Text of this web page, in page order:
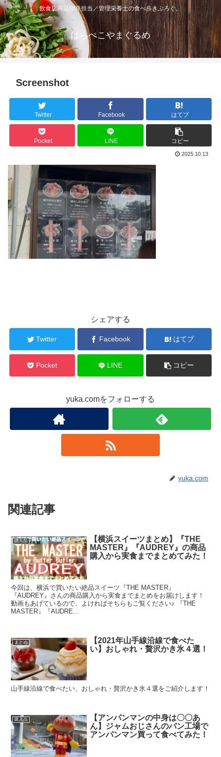
飲食店商品開発担当／管理栄養士の食べ歩きぶろぐ。
はらぺこやまぐるめ
Screenshot
Twitter Facebook はてブ
Pocket LINE コピー
2025.10.13
シェアする
Twitter Facebook はてブ
Pocket LINE コピー
yuka.comをフォローする
yuka.com
関連記事
購入品
【横浜スイーツまとめ】『THE
MASTER』『AUDREY』の商品
購入から実食までまとめてみた！
今回は、横浜で買いたい絶品スイーツ『THE MASTER』
『AUDREY』さんの商品購入から実食までまとめをお届けします！
動画もあげているので、よければそちらもご覧ください♪ 『THE
MASTER』『AUDRE...
まとめ
【2021年山手線沿線で食べた
い】おしゃれ・贅沢かき氷４選！
山手線沿線で食べたい、おしゃれ・贅沢かき氷４選をご紹介します！
購入品
【アンパンマンの中身は〇〇あ
ん】ジャムおじさんのパン工場で
アンパンマン買って食べてみた！